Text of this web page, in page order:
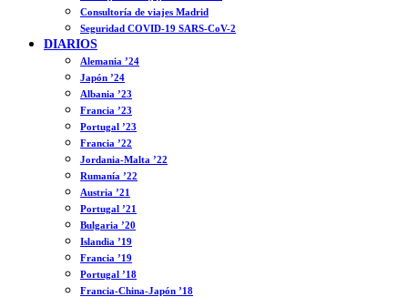
Consultoría de viajes Madrid
Seguridad COVID-19 SARS-CoV-2
DIARIOS
Alemania ’24
Japón ’24
Albania ’23
Francia ’23
Portugal ’23
Francia ’22
Jordania-Malta ’22
Rumanía ’22
Austria ’21
Portugal ’21
Bulgaria ’20
Islandia ’19
Francia ’19
Portugal ’18
Francia-China-Japón ’18